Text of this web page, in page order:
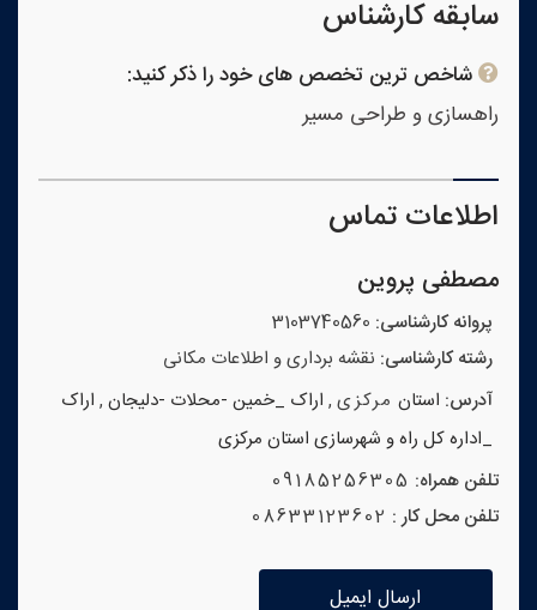
سابقه کارشناس
شاخص ترین تخصص های خود را ذکر کنید:
راهسازی و طراحی مسیر
اطلاعات تماس
مصطفی پروین
پروانه کارشناسی: 3103740560
رشته کارشناسی: نقشه برداری و اطلاعات مکانی
آدرس: استان مرکزی , اراک _خمین -محلات -دلیجان , اراک
_اداره کل راه و شهرسازی استان مرکزی
تلفن همراه: 09185256305
تلفن محل کار : 08633123602
ارسال ایمیل